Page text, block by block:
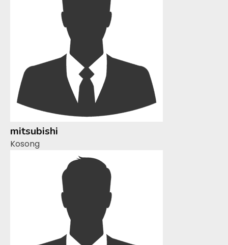
mitsubishi
Kosong